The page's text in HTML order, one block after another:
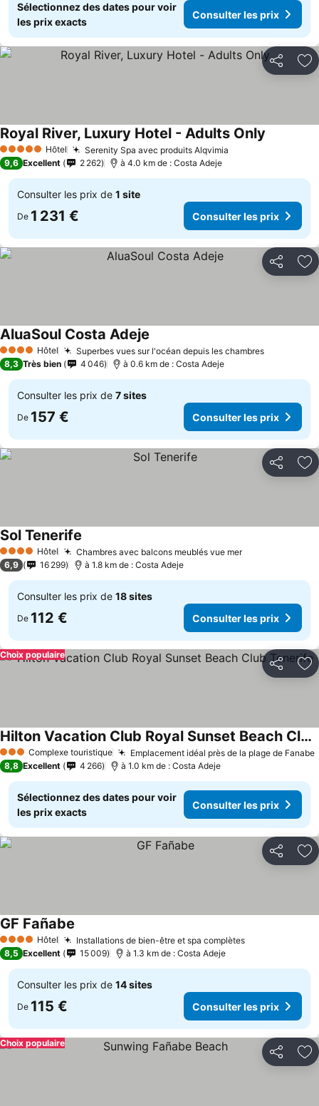
Sélectionnez des dates pour voir
les prix exacts
Consulter les prix
Partager
5 Étoiles Hôtel Serenity Spa avec produits Alqvimia
Royal River, Luxury Hotel - Adults Only
9,6 Excellent 2 262 à 4.0 km de : Costa Adeje
Consulter les prix de 1 site
De 1 231 € Consulter les prix
Partager
4 Étoiles Hôtel Superbes vues sur l'océan depuis les chambres
AluaSoul Costa Adeje
8,3 Très bien 4 046 à 0.6 km de : Costa Adeje
Consulter les prix de 7 sites
De 157 € Consulter les prix
Partager
4 Étoiles Hôtel Chambres avec balcons meublés vue merConsulter les
Sol Tenerife
6,9 16 299 à 1.8 km de : Costa Adeje
Consulter les prix de 18 sites
De 112 € Consulter les prix
Partager
Choix populaire
3 ÉtoilesComplexe touristique Emplacement idéal près de la plage de Fanabe
Hilton Vacation Club Royal Sunset Beach Club Tenerife
Consulter les prix
8,8 Excellent 4 266 à 1.0 km de : Costa Adeje
Sélectionnez des dates pour voir
les prix exacts
Consulter les prix
Partager
4 Étoiles Hôtel Installations de bien-être et spa complètesConsulter les
GF Fañabe
8,5 Excellent 15 009 à 1.3 km de : Costa Adeje
Consulter les prix de 14 sites
De 115 € Consulter les prix
Partager
Choix populaire